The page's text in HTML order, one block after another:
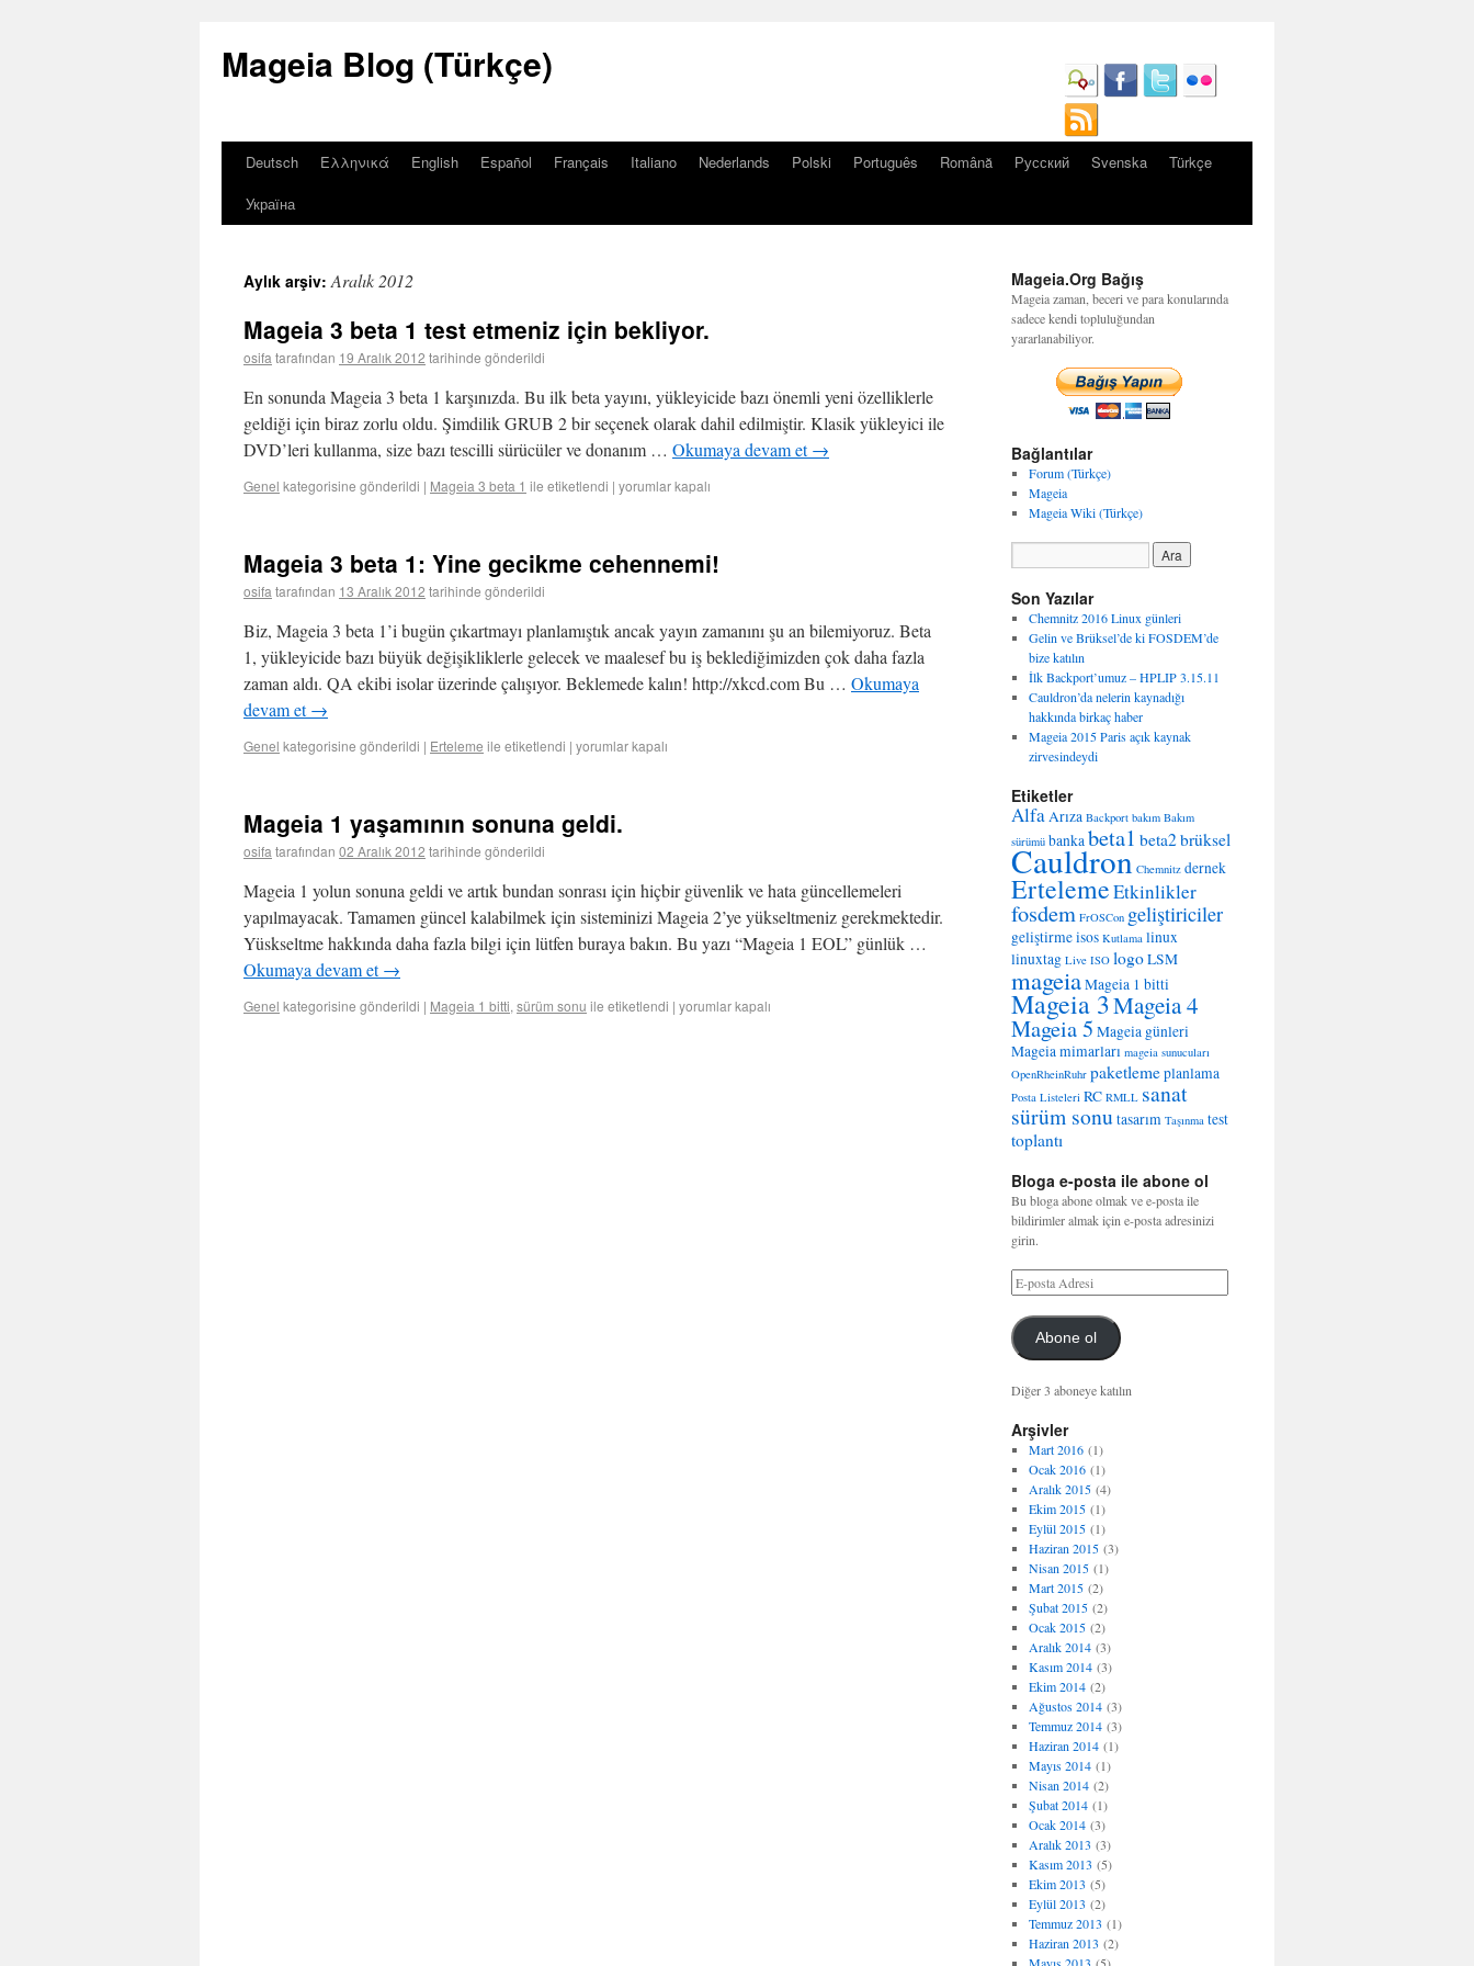
Mageia Blog (Türkçe)
Deutsch Ελληνικά English Español Français Italiano Nederlands Polski Português Română Русский Svenska
Türkçe
Україна
Aylık arşiv:Aralık 2012
Mageia 3 beta 1 test etmeniz için bekliyor.
osifa tarafından 19 Aralık 2012 tarihinde gönderildi
En sonunda Mageia 3 beta 1 karşınızda. Bu ilk beta yayını, yükleyicide bazı önemli yeni özelliklerle
geldiği için biraz zorlu oldu. Şimdilik GRUB 2 bir seçenek olarak dahil edilmiştir. Klasik yükleyici ile
DVD’leri kullanma, size bazı tescilli sürücüler ve donanım … Okumaya devam et→
Genel kategorisine gönderildi | Mageia 3 beta 1 ile etiketlendi | yorumlar kapalı
Mageia 3 beta 1: Yine gecikme cehennemi!
osifa tarafından 13 Aralık 2012 tarihinde gönderildi
Biz, Mageia 3 beta 1’i bugün çıkartmayı planlamıştık ancak yayın zamanını şu an bilemiyoruz. Beta
1, yükleyicide bazı büyük değişikliklerle gelecek ve maalesef bu iş beklediğimizden çok daha fazla
zaman aldı. QA ekibi isolar üzerinde çalışıyor. Beklemede kalın! http://xkcd.com Bu … Okumaya
devam et→
Genel kategorisine gönderildi | Erteleme ile etiketlendi | yorumlar kapalı
Mageia 1 yaşamının sonuna geldi.
osifa tarafından 02 Aralık 2012 tarihinde gönderildi
Mageia 1 yolun sonuna geldi ve artık bundan sonrası için hiçbir güvenlik ve hata güncellemeleri
yapılmayacak. Tamamen güncel kalabilmek için sisteminizi Mageia 2’ye yükseltmeniz gerekmektedir.
Yüskseltme hakkında daha fazla bilgi için lütfen buraya bakın. Bu yazı “Mageia 1 EOL” günlük …
Okumaya devam et→
Genel kategorisine gönderildi | Mageia 1 bitti, sürüm sonu ile etiketlendi | yorumlar kapalı
Mageia.Org Bağış
Mageia zaman, beceri ve para konularında
sadece kendi topluluğundan
yararlanabiliyor.
Bağlantılar
Forum (Türkçe)
Mageia
Mageia Wiki (Türkçe)
Son Yazılar
Chemnitz 2016 Linux günleri
Gelin ve Brüksel’de ki FOSDEM’de
bize katılın
İlk Backport’umuz – HPLIP 3.15.11
Cauldron’da nelerin kaynadığı
hakkında birkaç haber
Mageia 2015 Paris açık kaynak
zirvesindeydi
Etiketler
AlfaArıza Backport bakım Bakım
sürümü bankabeta1 beta2brüksel
Cauldron Chemnitz dernek
ErtelemeEtkinlikler
fosdem FrOSCon geliştiriciler
geliştirmeisos Kutlama linux
linuxtag Live ISO logoLSM
mageiaMageia 1 bitti
Mageia 3Mageia 4
Mageia 5 Mageia günleri
Mageia mimarları mageia sunucuları
OpenRheinRuhr paketlemeplanlama
Posta Listeleri RC RMLL sanat
sürüm sonutasarım Taşınma test
toplantı
Bloga e-posta ile abone ol
Bu bloga abone olmak ve e-posta ile
bildirimler almak için e-posta adresinizi
girin.
Abone ol
Diğer 3 aboneye katılın
Arşivler
Mart 2016(1)
Ocak 2016(1)
Aralık 2015(4)
Ekim 2015(1)
Eylül 2015(1)
Haziran 2015(3)
Nisan 2015(1)
Mart 2015(2)
Şubat 2015(2)
Ocak 2015(2)
Aralık 2014(3)
Kasım 2014(3)
Ekim 2014(2)
Ağustos 2014(3)
Temmuz 2014(3)
Haziran 2014(1)
Mayıs 2014(1)
Nisan 2014(2)
Şubat 2014(1)
Ocak 2014(3)
Aralık 2013 (3)
Kasım 2013 (5)
Ekim 2013 (5)
Eylül 2013 (2)
Temmuz 2013 (1)
Haziran 2013 (2)